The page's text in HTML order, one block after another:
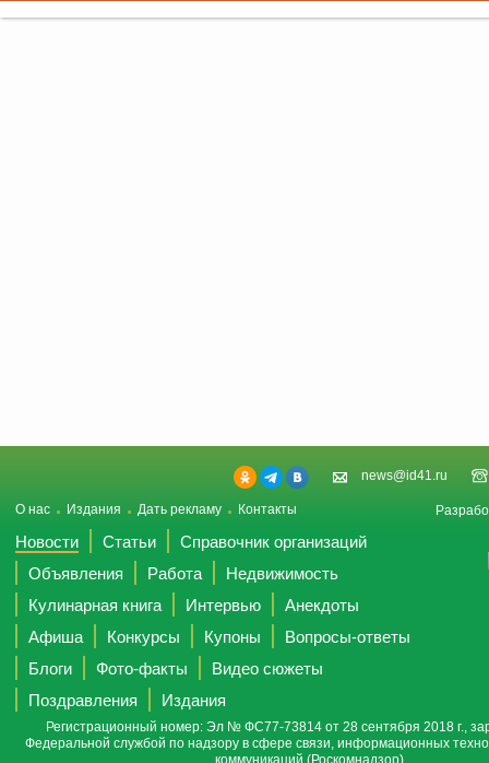
news@id41.ru
О нас Издания Дать рекламу Контакты
Новости Статьи
Справочник организаций
Объявления
Работа
Недвижимость
Кулинарная книга
Интервью
Анекдоты
Афиша
Конкурсы Купоны
Вопросы-ответы
Блоги
Фото-факты
Видео сюжеты
Поздравления
Издания
Регистрационный номер: Эл № ФС77-73814 от 28 сентября 2018 г.,
Федеральной службой по надзору в сфере связи, информационных
коммуникаций (Роскомнадзор).